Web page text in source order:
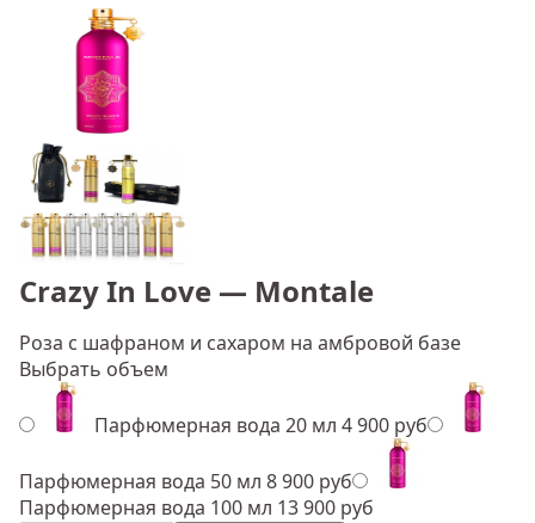
Crazy In Love — Montale
Роза с шафраном и сахаром на амбровой базе
Выбрать объем
Парфюмерная вода 20 мл 4 900 руб
Парфюмерная вода 50 мл 8 900 руб
Парфюмерная вода 100 мл 13 900 руб